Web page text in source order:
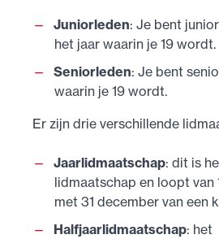
Juniorleden: Je bent
het jaar waarin je 19 wordt.
Seniorleden: Je bent
waarin je 19 wordt.
Er zijn drie verschillende
Jaarlidmaatschap: dit is
lidmaatschap en loopt van
met 31 december van een
Halfjaarlidmaatschap: het